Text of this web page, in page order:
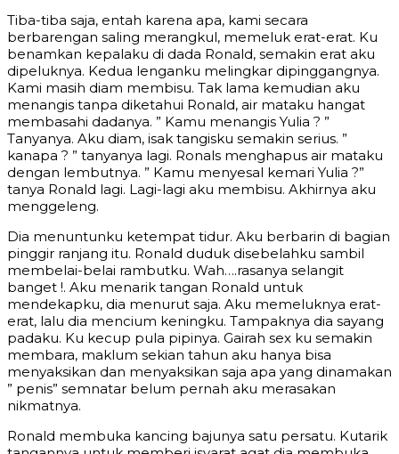
Tiba-tiba saja, entah karena apa, kami secara
berbarengan saling merangkul, memeluk erat-erat. Ku
benamkan kepalaku di dada Ronald, semakin erat aku
dipeluknya. Kedua lenganku melingkar dipinggangnya.
Kami masih diam membisu. Tak lama kemudian aku
menangis tanpa diketahui Ronald, air mataku hangat
membasahi dadanya. ” Kamu menangis Yulia ? ”
Tanyanya. Aku diam, isak tangisku semakin serius. ”
kanapa ? ” tanyanya lagi. Ronals menghapus air mataku
dengan lembutnya. ” Kamu menyesal kemari Yulia ?”
tanya Ronald lagi. Lagi-lagi aku membisu. Akhirnya aku
menggeleng.
Dia menuntunku ketempat tidur. Aku berbarin di bagian
pinggir ranjang itu. Ronald duduk disebelahku sambil
membelai-belai rambutku. Wah….rasanya selangit
banget !. Aku menarik tangan Ronald untuk
mendekapku, dia menurut saja. Aku memeluknya erat-
erat, lalu dia mencium keningku. Tampaknya dia sayang
padaku. Ku kecup pula pipinya. Gairah sex ku semakin
membara, maklum sekian tahun aku hanya bisa
menyaksikan dan menyaksikan saja apa yang dinamakan
” penis” semnatar belum pernah aku merasakan
nikmatnya.
Ronald membuka kancing bajunya satu persatu. Kutarik